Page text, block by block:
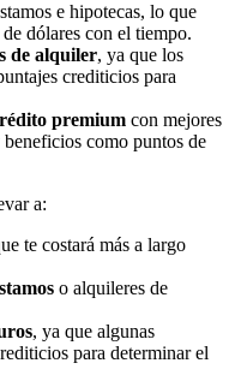
e hipotecas, lo que
dólares con el tiempo.
de alquiler, ya que los
crediticios para
premium con mejores
como puntos de
a:
te costará más a largo
o alquileres de
, ya que algunas
para determinar el